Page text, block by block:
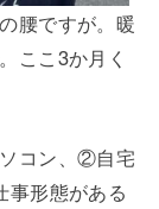
腰ですが。暖
ここ3か月く
コン、②自宅
形態がある